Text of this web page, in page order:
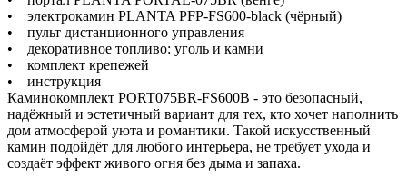
• электрокамин PLANTA PFP-FS600-black (чёрный)
• пульт дистанционного управления
• декоративное топливо: уголь и камни
• комплект крепежей
• инструкция
Каминокомплект PORT075BR-FS600B - это безопасный,
надёжный и эстетичный вариант для тех, кто хочет наполнить
дом атмосферой уюта и романтики. Такой искусственный
камин подойдёт для любого интерьера, не требует ухода и
создаёт эффект живого огня без дыма и запаха.